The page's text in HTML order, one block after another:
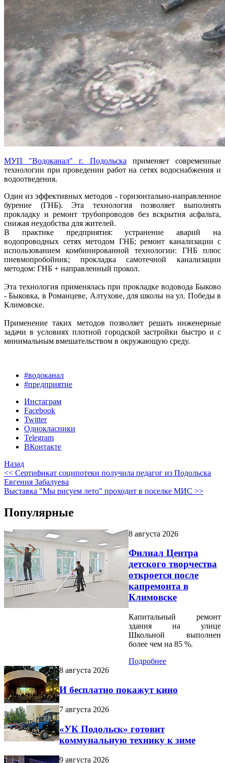
МУП "Водоканал" г. Подольска применяет современные
технологии при проведении работ на сетях водоснабжения и
водоотведения.
Один из эффективных методов - горизонтально-направленное
бурение (ГНБ). Эта технология позволяет выполнять
прокладку и ремонт трубопроводов без вскрытия асфальта,
снижая неудобства для жителей.
В практике предприятия: устранение аварий на
водопроводных сетях методом ГНБ; ремонт канализации с
использованием комбинированной технологии: ГНБ плюс
пневмопробойник; прокладка самотечной канализации
методом: ГНБ + направленный прокол.
Эта технология применялась при прокладке водовода Быково
- Быковка, в Романцеве, Алтухове, для школы на ул. Победы в
Климовске.
Применение таких методов позволяет решать инженерные
задачи в условиях плотной городской застройки быстро и с
минимальным вмешательством в окружающую среду.
#водоканал
#предприятие
Инстаграм
Facebook
Twitter
Однокласники
Telegram
ВКонтакте
Назад
<< Сертификат соципотеки получила педагог из Подольска
Евгения Забалуева
Выставка "Мы рисуем лето" проходит в поселке МИС >>
Популярные
8 августа 2026
Филиал Центра
детского творчества
откроется после
капремонта в
Климовске
Капитальный ремонт
здания на улице
Школьной выполнен
более чем на 85 %.
Подробнее
8 августа 2026
И бесплатно покажут кино
7 августа 2026
«УК Подольск» готовит
коммунальную технику к зиме
9 августа 2026